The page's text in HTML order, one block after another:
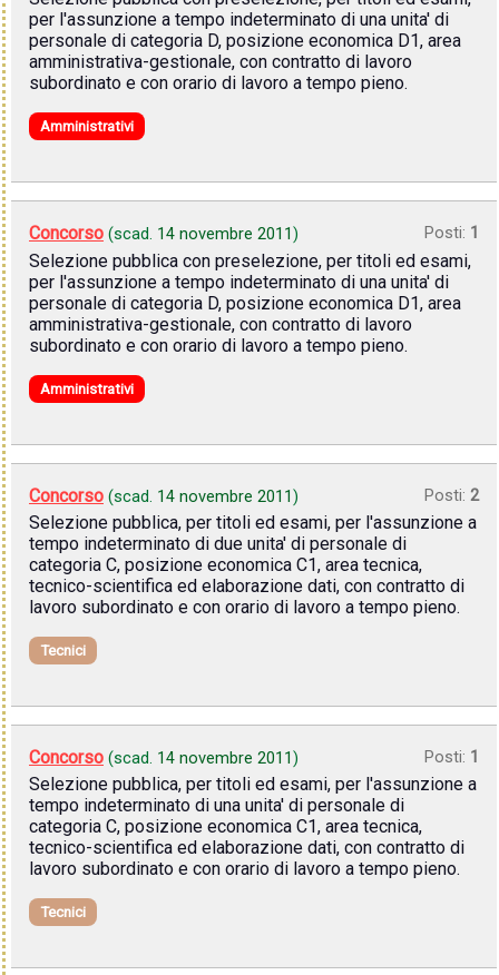
per l'assunzione a tempo indeterminato di una unita' di
personale di categoria D, posizione economica D1, area
amministrativa-gestionale, con contratto di lavoro
subordinato e con orario di lavoro a tempo pieno.
Amministrativi
Concorso (scad. 14 novembre 2011) Posti: 1
Selezione pubblica con preselezione, per titoli ed esami,
per l'assunzione a tempo indeterminato di una unita' di
personale di categoria D, posizione economica D1, area
amministrativa-gestionale, con contratto di lavoro
subordinato e con orario di lavoro a tempo pieno.
Amministrativi
Concorso (scad. 14 novembre 2011) Posti: 2
Selezione pubblica, per titoli ed esami, per l'assunzione a
tempo indeterminato di due unita' di personale di
categoria C, posizione economica C1, area tecnica,
tecnico-scientifica ed elaborazione dati, con contratto di
lavoro subordinato e con orario di lavoro a tempo pieno.
Tecnici
Concorso (scad. 14 novembre 2011) Posti: 1
Selezione pubblica, per titoli ed esami, per l'assunzione a
tempo indeterminato di una unita' di personale di
categoria C, posizione economica C1, area tecnica,
tecnico-scientifica ed elaborazione dati, con contratto di
lavoro subordinato e con orario di lavoro a tempo pieno.
Tecnici